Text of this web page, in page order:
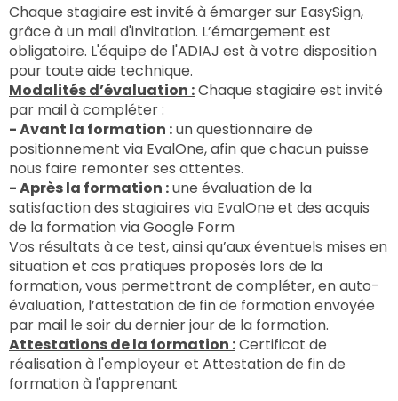
Chaque stagiaire est invité à émarger sur EasySign,
grâce à un mail d'invitation. L’émargement est
obligatoire. L'équipe de l'ADIAJ est à votre disposition
pour toute aide technique.
Modalités d’évaluation :Chaque stagiaire est invité
par mail à compléter :
- Avant la formation :un questionnaire de
positionnement via EvalOne, afin que chacun puisse
nous faire remonter ses attentes.
- Après la formation :une évaluation de la
satisfaction des stagiaires via EvalOne et des acquis
de la formation via Google Form
Vos résultats à ce test, ainsi qu’aux éventuels mises en
situation et cas pratiques proposés lors de la
formation, vous permettront de compléter, en auto-
évaluation, l’attestation de fin de formation envoyée
par mail le soir du dernier jour de la formation.
Attestations de la formation :Certificat de
réalisation à l'employeur et Attestation de fin de
formation à l'apprenant